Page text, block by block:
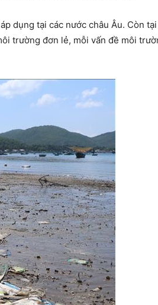
dụng tại các nước châu Âu. Còn tại
trường đơn lẻ, mỗi vấn đề môi